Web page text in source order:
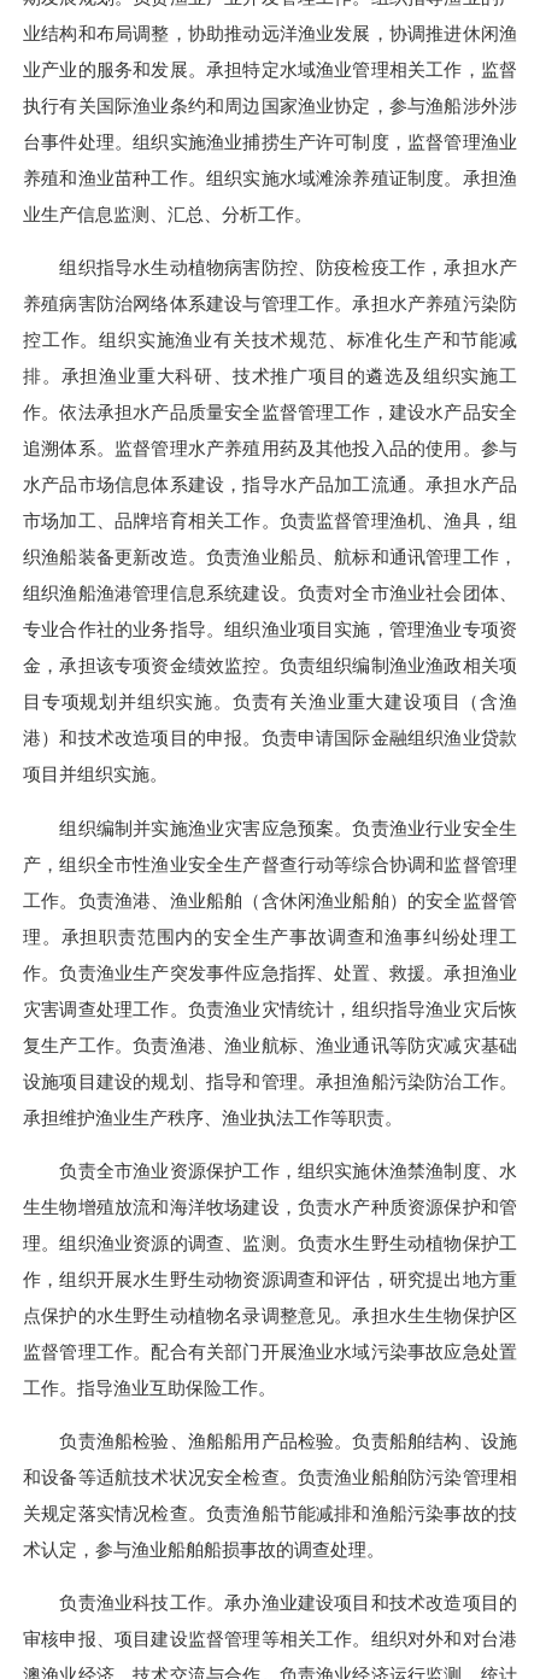
业结构和布局调整，协助推动远洋渔业发展，协调推进休闲渔
业产业的服务和发展。承担特定水域渔业管理相关工作，监督
执行有关国际渔业条约和周边国家渔业协定，参与渔船涉外涉
台事件处理。组织实施渔业捕捞生产许可制度，监督管理渔业
养殖和渔业苗种工作。组织实施水域滩涂养殖证制度。承担渔
业生产信息监测、汇总、分析工作。
组织指导水生动植物病害防控、防疫检疫工作，承担水产
养殖病害防治网络体系建设与管理工作。承担水产养殖污染防
控工作。组织实施渔业有关技术规范、标准化生产和节能减
排。承担渔业重大科研、技术推广项目的遴选及组织实施工
作。依法承担水产品质量安全监督管理工作，建设水产品安全
追溯体系。监督管理水产养殖用药及其他投入品的使用。参与
水产品市场信息体系建设，指导水产品加工流通。承担水产品
市场加工、品牌培育相关工作。负责监督管理渔机、渔具，组
织渔船装备更新改造。负责渔业船员、航标和通讯管理工作，
组织渔船渔港管理信息系统建设。负责对全市渔业社会团体、
专业合作社的业务指导。组织渔业项目实施，管理渔业专项资
金，承担该专项资金绩效监控。负责组织编制渔业渔政相关项
目专项规划并组织实施。负责有关渔业重大建设项目（含渔
港）和技术改造项目的申报。负责申请国际金融组织渔业贷款
项目并组织实施。
组织编制并实施渔业灾害应急预案。负责渔业行业安全生
产，组织全市性渔业安全生产督查行动等综合协调和监督管理
工作。负责渔港、渔业船舶（含休闲渔业船舶）的安全监督管
理。承担职责范围内的安全生产事故调查和渔事纠纷处理工
作。负责渔业生产突发事件应急指挥、处置、救援。承担渔业
灾害调查处理工作。负责渔业灾情统计，组织指导渔业灾后恢
复生产工作。负责渔港、渔业航标、渔业通讯等防灾减灾基础
设施项目建设的规划、指导和管理。承担渔船污染防治工作。
承担维护渔业生产秩序、渔业执法工作等职责。
负责全市渔业资源保护工作，组织实施休渔禁渔制度、水
生生物增殖放流和海洋牧场建设，负责水产种质资源保护和管
理。组织渔业资源的调查、监测。负责水生野生动植物保护工
作，组织开展水生野生动物资源调查和评估，研究提出地方重
点保护的水生野生动植物名录调整意见。承担水生生物保护区
监督管理工作。配合有关部门开展渔业水域污染事故应急处置
工作。指导渔业互助保险工作。
负责渔船检验、渔船船用产品检验。负责船舶结构、设施
和设备等适航技术状况安全检查。负责渔业船舶防污染管理相
关规定落实情况检查。负责渔船节能减排和渔船污染事故的技
术认定，参与渔业船舶船损事故的调查处理。
负责渔业科技工作。承办渔业建设项目和技术改造项目的
审核申报、项目建设监督管理等相关工作。组织对外和对台港